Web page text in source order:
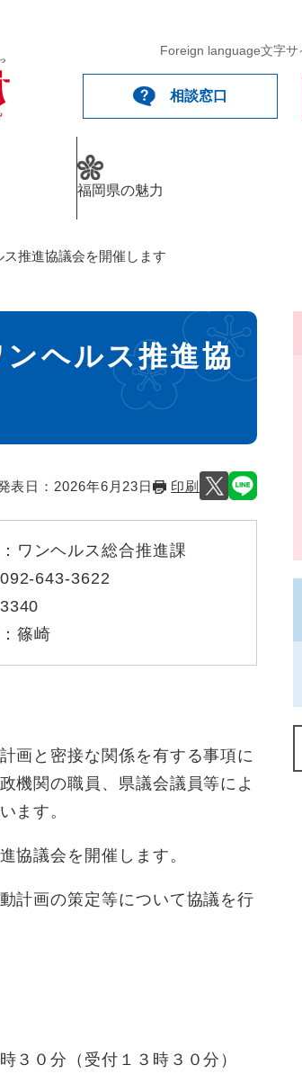
Foreign language文字サ
相談窓口
福岡県の魅力
推進協議会を開催します
ヘルス推進協
表日： 2026年6月23日 印刷
ワンヘルス総合推進課
092-643-3622
3340
篠崎
画と密接な関係を有する事項に
機関の職員、県議会議員等によ
ます。
協議会を開催します。
計画の策定等について協議を行
０分（受付１３時３０分）